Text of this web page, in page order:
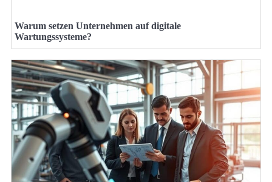
Warum setzen Unternehmen auf digitale
Wartungssysteme?